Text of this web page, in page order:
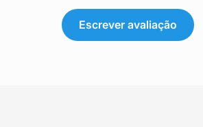
Escrever avaliação